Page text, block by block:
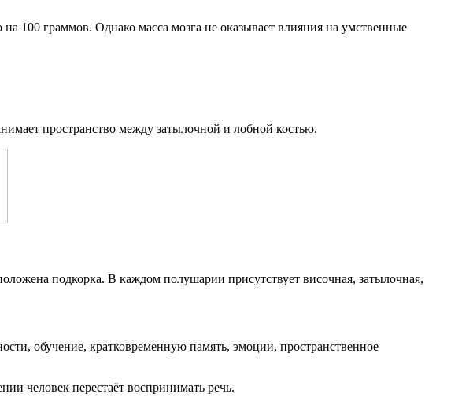
100 граммов. Однако масса мозга не оказывает влияния на умственные
пространство между затылочной и лобной костью.
подкорка. В каждом полушарии присутствует височная, затылочная,
обучение, кратковременную память, эмоции, пространственное
человек перестаёт воспринимать речь.